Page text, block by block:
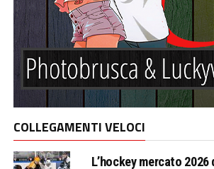
COLLEGAMENTI VELOCI
L’hockey mercato